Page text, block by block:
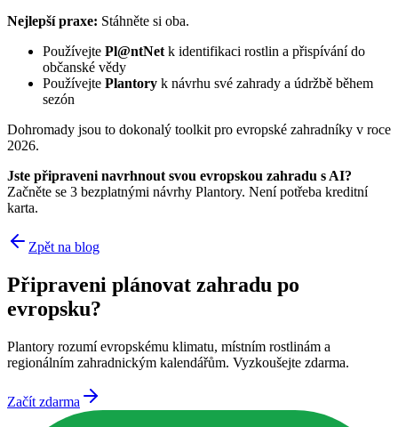
Nejlepší praxe: Stáhněte si oba.
Používejte Pl@ntNet k identifikaci rostlin a přispívání do
občanské vědy
Používejte Plantory k návrhu své zahrady a údržbě během
sezón
Dohromady jsou to dokonalý toolkit pro evropské zahradníky v roce
2026.
Jste připraveni navrhnout svou evropskou zahradu s AI?
Začněte se 3 bezplatnými návrhy Plantory. Není potřeba kreditní
karta.
Zpět na blog
Připraveni plánovat zahradu po
evropsku?
Plantory rozumí evropskému klimatu, místním rostlinám a
regionálním zahradnickým kalendářům. Vyzkoušejte zdarma.
Začít zdarma